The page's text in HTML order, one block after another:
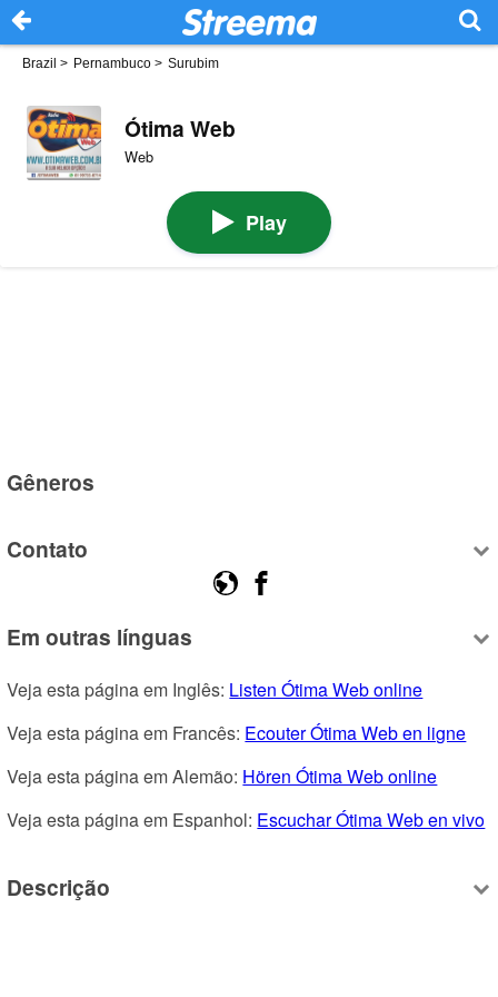
Brazil > Pernambuco > Surubim
Ótima Web
Web
Play
Gêneros
Contato
Em outras línguas
Veja esta página em Inglês: Listen Ótima Web online
Veja esta página em Francês: Ecouter Ótima Web en ligne
Veja esta página em Alemão: Hören Ótima Web online
Veja esta página em Espanhol: Escuchar Ótima Web en vivo
Descrição